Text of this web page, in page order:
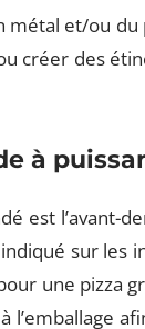
métal et/ou du
créer des
à
est l’avant-
sur les
une pizza